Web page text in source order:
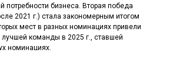
потребности бизнеса. Вторая победа
2021 г.) стала закономерным итогом
мест в разных номинациях привели
лучшей команды в 2025 г., ставшей
номинациях.